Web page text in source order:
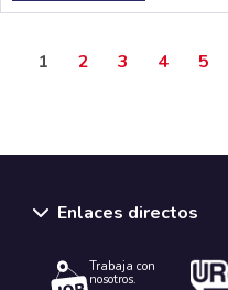
Página actual
1 Page
2 Page
3 Page
4 5
Enlaces directos
Trabaja con
nosotros.